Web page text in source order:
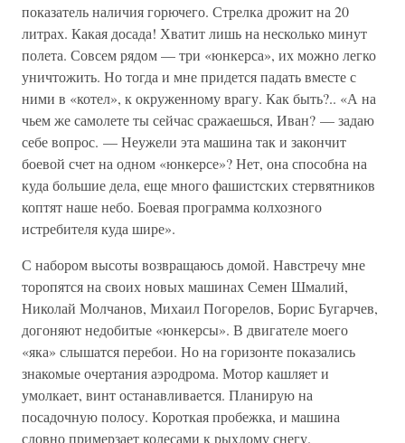
показатель наличия горючего. Стрелка дрожит на 20
литрах. Какая досада! Хватит лишь на несколько минут
полета. Совсем рядом — три «юнкерса», их можно легко
уничтожить. Но тогда и мне придется падать вместе с
ними в «котел», к окруженному врагу. Как быть?.. «А на
чьем же самолете ты сейчас сражаешься, Иван? — задаю
себе вопрос. — Неужели эта машина так и закончит
боевой счет на одном «юнкерсе»? Нет, она способна на
куда большие дела, еще много фашистских стервятников
коптят наше небо. Боевая программа колхозного
истребителя куда шире».
С набором высоты возвращаюсь домой. Навстречу мне
торопятся на своих новых машинах Семен Шмалий,
Николай Молчанов, Михаил Погорелов, Борис Бугарчев,
догоняют недобитые «юнкерсы». В двигателе моего
«яка» слышатся перебои. Но на горизонте показались
знакомые очертания аэродрома. Мотор кашляет и
умолкает, винт останавливается. Планирую на
посадочную полосу. Короткая пробежка, и машина
словно примерзает колесами к рыхлому снегу.